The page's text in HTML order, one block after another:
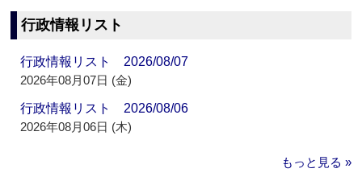
行政情報リスト
行政情報リスト 2026/08/07
2026年08月07日 (金)
行政情報リスト 2026/08/06
2026年08月06日 (木)
もっと見る »